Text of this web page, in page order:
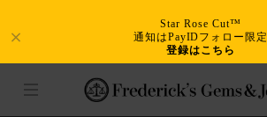
Star Rose Cut™
通知はPayIDフォロー限定
登録はこちら